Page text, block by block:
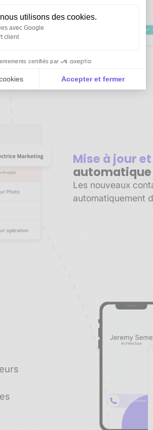
utilisons des cookies.
avec Google
client
certifiés par
Accepter et fermer
vous permet d'adapter et de gérer
Mise à jour
automatique
Les nouveaux
automatiquement